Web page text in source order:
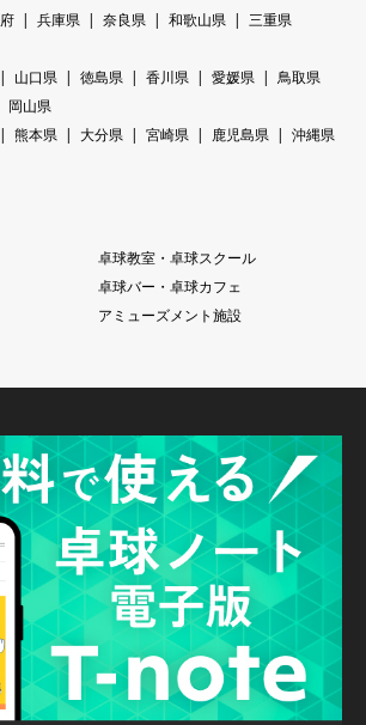
兵庫県 奈良県 和歌山県
三重県
山口県 徳島県 香川県 愛媛県
鳥取県
岡山県
熊本県 大分県 宮崎県 鹿児島県
沖縄県
卓球教室・卓球スクール
卓球バー・卓球カフェ
アミューズメント施設